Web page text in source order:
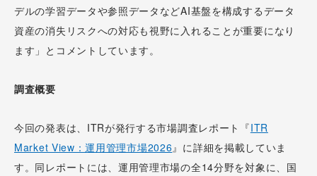
デルの学習データや参照データなどAI基盤を構成するデータ
資産の消失リスクへの対応も視野に入れることが重要になり
ます」とコメントしています。
調査概要
今回の発表は、ITRが発行する市場調査レポート『ITR
Market View：運用管理市場2026 』に詳細を掲載していま
す。同レポートには、運用管理市場の全14分野を対象に、国